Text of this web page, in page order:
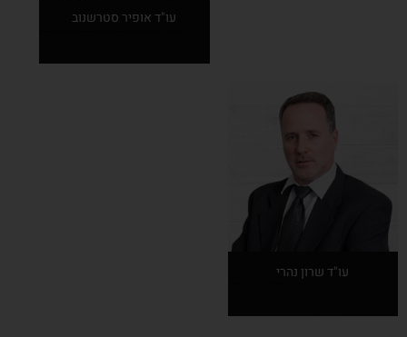
עו"ד אופיר סטרשנוב
עו"ד שרון נהרי